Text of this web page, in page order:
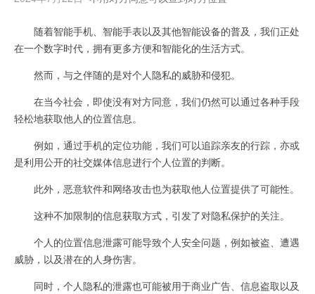
随着智能手机、智能手表以及其他智能设备的普及，我们正处
在一个数字时代，拥有更多方便和智能化的生活方式。
然而，与之伴随的是对个人隐私的威胁和侵犯。
在当今社会，即使没有对方同意，我们仍然可以通过各种手段
轻松地获取他人的位置信息。
例如，通过手机的定位功能，我们可以追踪亲友的行踪，亦或
是利用公开的社交媒体信息进行个人位置的判断。
此外，恶意软件和网络攻击也为获取他人位置提供了可能性。
这种不加限制的信息获取方式，引发了对隐私保护的关注。
个人的位置信息泄露可能导致个人安全问题，例如被盗、遭遇
威胁，以及潜在的人身伤害。
同时，个人隐私的泄露也可能被用于商业广告、信息盗取以及